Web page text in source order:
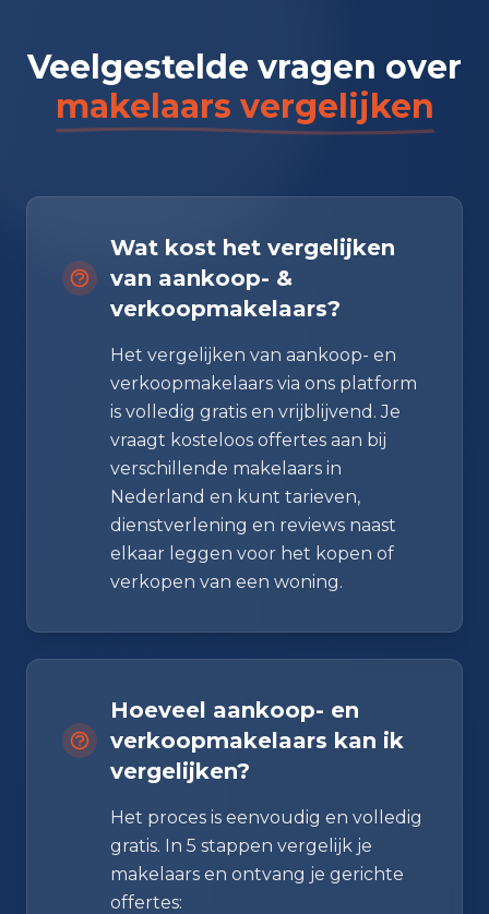
Veelgestelde vragen over
makelaars vergelijken
Wat kost het vergelijken
van aankoop- &
verkoopmakelaars?
Het vergelijken van aankoop- en
verkoopmakelaars via ons platform
is volledig gratis en vrijblijvend. Je
vraagt kosteloos offertes aan bij
verschillende makelaars in
Nederland en kunt tarieven,
dienstverlening en reviews naast
elkaar leggen voor het kopen of
verkopen van een woning.
Hoeveel aankoop- en
verkoopmakelaars kan ik
vergelijken?
Het proces is eenvoudig en volledig
gratis. In 5 stappen vergelijk je
makelaars en ontvang je gerichte
offertes: